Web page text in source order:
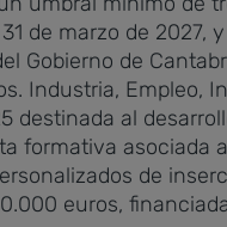
de marzo de 2027,
Gobierno de
Industria, Empleo,
destinada al
formativa asociada
de
euros,